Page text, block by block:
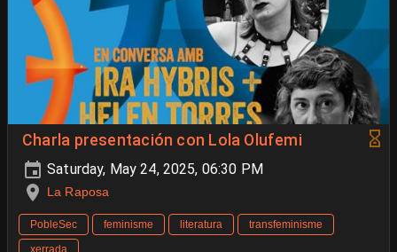
Charla presentación con Lola Olufemi
Saturday, May 24, 2025, 06:30 PM
La Raposa
PobleSec feminisme literatura
transfeminisme
xerrada